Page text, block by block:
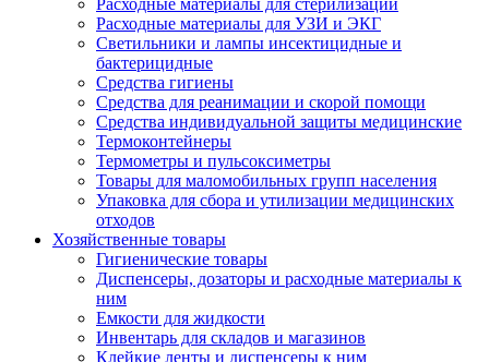
Расходные материалы для стерилизации
Расходные материалы для УЗИ и ЭКГ
Светильники и лампы инсектицидные и
бактерицидные
Средства гигиены
Средства для реанимации и скорой помощи
Средства индивидуальной защиты медицинские
Термоконтейнеры
Термометры и пульсоксиметры
Товары для маломобильных групп населения
Упаковка для сбора и утилизации медицинских
отходов
Хозяйственные товары
Гигиенические товары
Диспенсеры, дозаторы и расходные материалы к
ним
Емкости для жидкости
Инвентарь для складов и магазинов
Клейкие ленты и диспенсеры к ним